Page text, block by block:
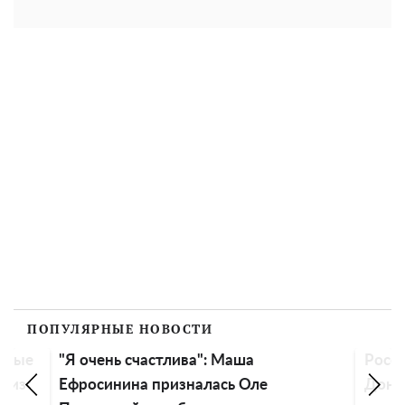
ПОПУЛЯРНЫЕ НОВОСТИ
"Я очень счастлива": Маша
Ефросинина призналась Оле